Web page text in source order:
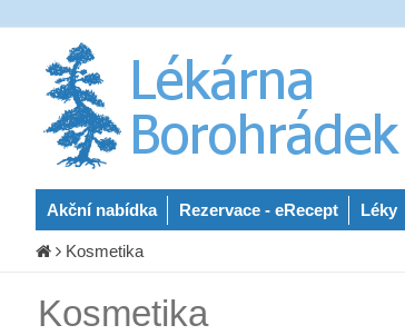
Akční nabídka Rezervace - eRecept Léky
Kosmetika
Kosmetika